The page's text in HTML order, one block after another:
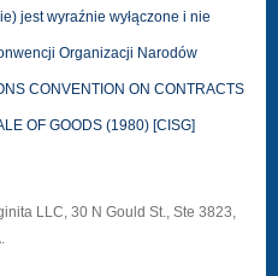
jest wyraźnie wyłączone i nie
Organizacji Narodów
CONVENTION ON CONTRACTS
OF GOODS (1980) [CISG]
LLC, 30 N Gould St., Ste 3823,